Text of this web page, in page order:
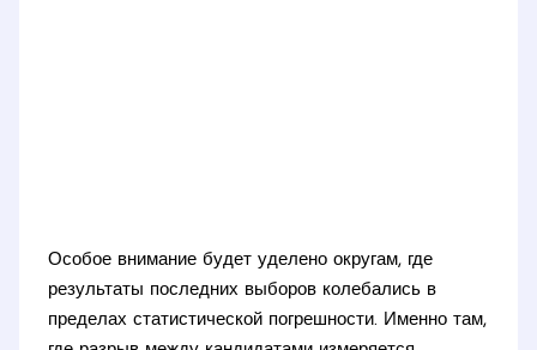
Особое внимание будет уделено округам, где
результаты последних выборов колебались в
пределах статистической погрешности. Именно там,